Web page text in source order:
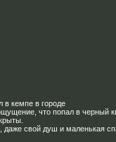
в кемпе в городе
что попал в
свой душ и маленькая